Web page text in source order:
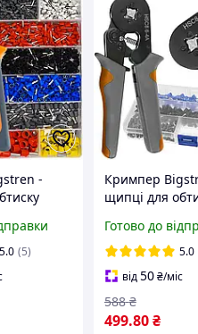
-
(22717)
5.0 (5)
Кримпер
щипці для
10мм2 + 500
(23271)
Готово до
5.0
від50 ₴/міс
499.80 ₴
588 ₴